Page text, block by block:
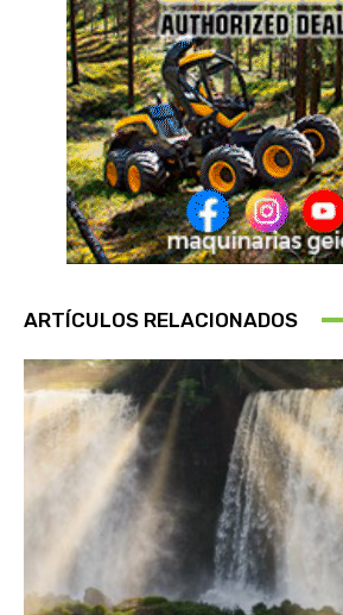
ARTÍCULOS RELACIONADOS